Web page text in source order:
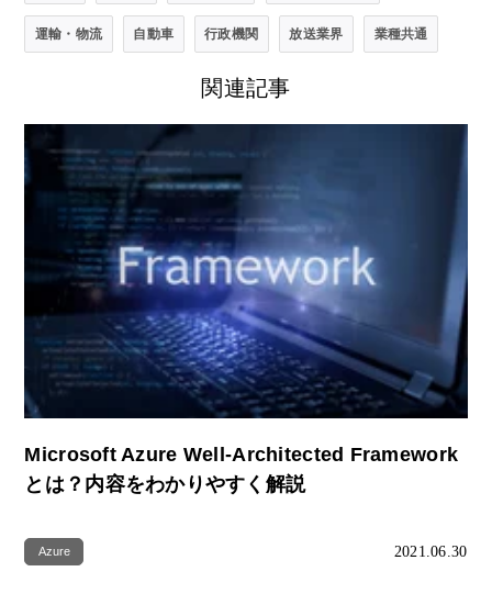
運輸・物流 自動車 行政機関 放送業界 業種共通
関連記事
Microsoft Azure Well-Architected Framework
とは？内容をわかりやすく解説
Azure 2021.06.30